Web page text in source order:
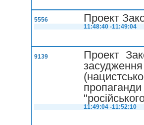
5556 Проект
11:48:40 -11:49:04
9139
Проект
11:49:04 -11:52:10